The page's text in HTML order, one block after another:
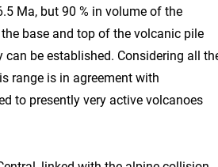
Ma, but 90 % in volume of the
base and top of the volcanic pile
be established. Considering all
range is in agreement with
to presently very active volcanoes